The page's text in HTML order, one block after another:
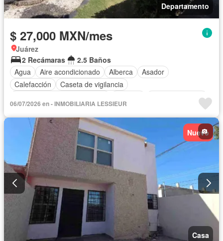
Departamento
$ 27,000 MXN/mes
Juárez
2 Recámaras
2.5 Baños
Agua
Aire acondicionado Alberca
Asador
Calefacción
Caseta de vigilancia
Cocina equipada
Cocina integral
Cuarto de Limpieza
Electricidad
Estacionamiento
Gimnasio
Jacuzzi
Jardín Recámara con closet
Seguridad
Televisión por cable Terraza
Zonas verdes
Completamente amueblado
06/07/2026 en - INMOBILIARIA LESSIEUR
Nuevo
Casa